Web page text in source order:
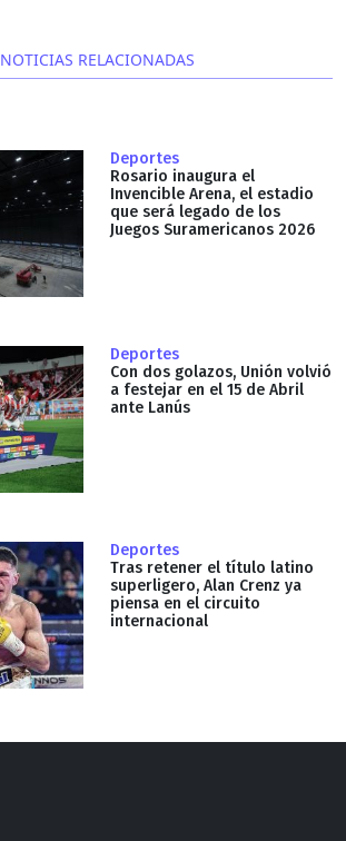
NOTICIAS RELACIONADAS
Deportes
Rosario inaugura el
Invencible Arena, el estadio
que será legado de los
Juegos Suramericanos 2026
Deportes
Con dos golazos, Unión volvió
a festejar en el 15 de Abril
ante Lanús
Deportes
Tras retener el título latino
superligero, Alan Crenz ya
piensa en el circuito
internacional